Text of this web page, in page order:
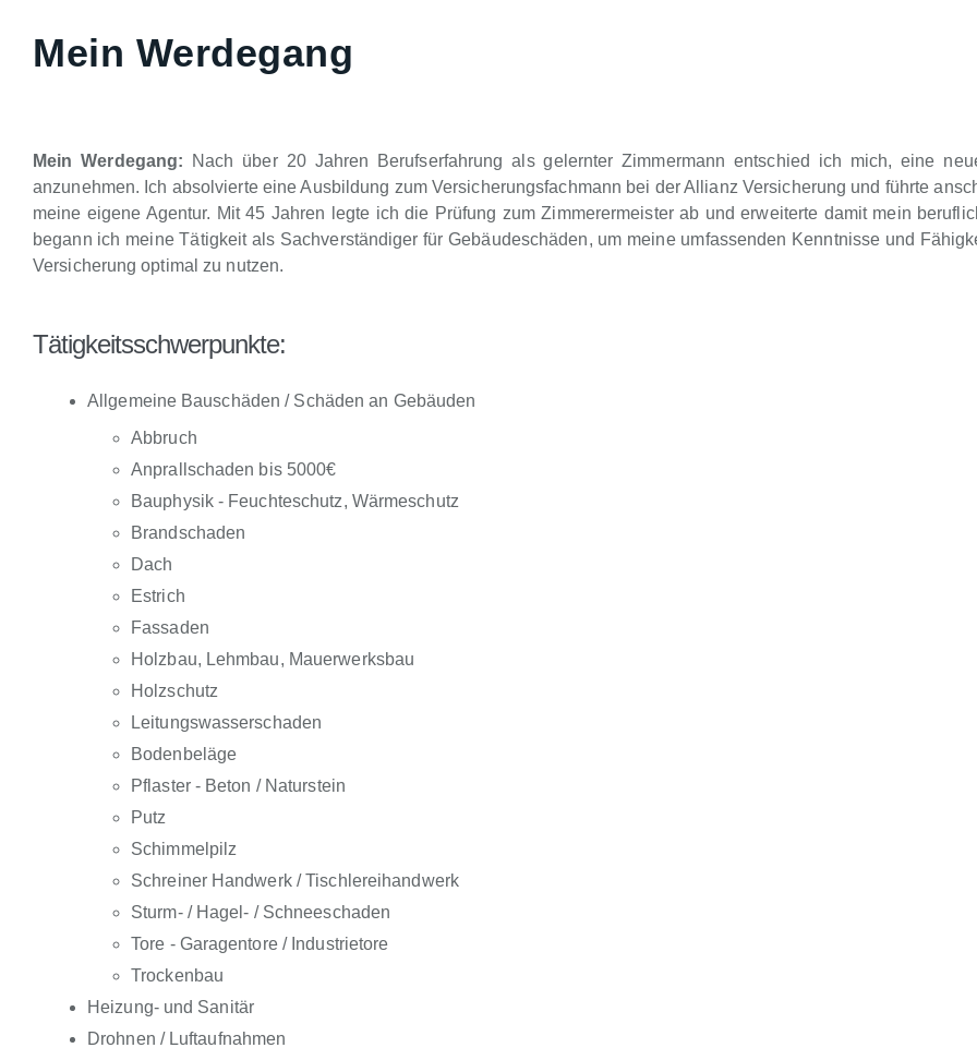
Mein Werdegang
Mein Werdegang: Nach über 20 Jahren Berufserfahrung als gelernter Zimmermann entschied ich mich, eine
anzunehmen. Ich absolvierte eine Ausbildung zum Versicherungsfachmann bei der Allianz Versicherung und führte
meine eigene Agentur. Mit 45 Jahren legte ich die Prüfung zum Zimmerermeister ab und erweiterte damit mein
begann ich meine Tätigkeit als Sachverständiger für Gebäudeschäden, um meine umfassenden Kenntnisse und
Versicherung optimal zu nutzen.
Tätigkeitsschwerpunkte:
Allgemeine Bauschäden / Schäden an Gebäuden
Abbruch
Anprallschaden bis 5000€
Bauphysik - Feuchteschutz, Wärmeschutz
Brandschaden
Dach
Estrich
Fassaden
Holzbau, Lehmbau, Mauerwerksbau
Holzschutz
Leitungswasserschaden
Bodenbeläge
Pflaster - Beton / Naturstein
Putz
Schimmelpilz
Schreiner Handwerk / Tischlereihandwerk
Sturm- / Hagel- / Schneeschaden
Tore - Garagentore / Industrietore
Trockenbau
Heizung- und Sanitär
Drohnen / Luftaufnahmen